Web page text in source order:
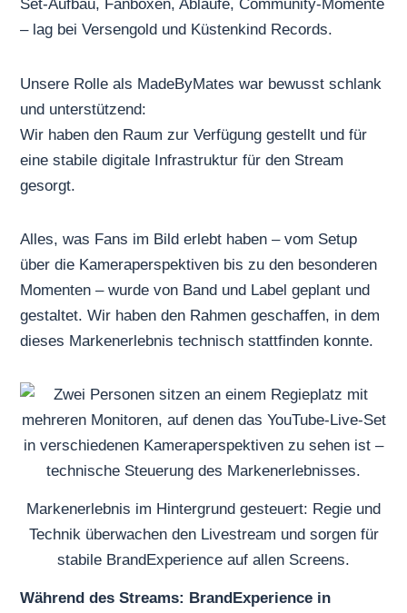
Set-Aufbau, Fanboxen, Abläufe, Community-Momente
– lag bei Versengold und Küstenkind Records.
Unsere Rolle als MadeByMates war bewusst schlank
und unterstützend:
Wir haben den Raum zur Verfügung gestellt und für
eine stabile digitale Infrastruktur für den Stream
gesorgt.
Alles, was Fans im Bild erlebt haben – vom Setup
über die Kameraperspektiven bis zu den besonderen
Momenten – wurde von Band und Label geplant und
gestaltet. Wir haben den Rahmen geschaffen, in dem
dieses Markenerlebnis technisch stattfinden konnte.
Markenerlebnis im Hintergrund gesteuert: Regie und
Technik überwachen den Livestream und sorgen für
stabile BrandExperience auf allen Screens.
Während des Streams: BrandExperience in